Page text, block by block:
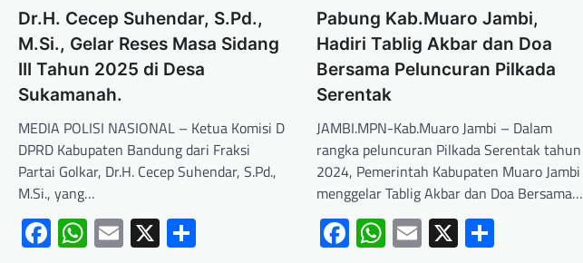
Dr.H. Cecep Suhendar, S.Pd.,
M.Si., Gelar Reses Masa Sidang
III Tahun 2025 di Desa
Sukamanah.
MEDIA POLISI NASIONAL – Ketua Komisi D
DPRD Kabupaten Bandung dari Fraksi
Partai Golkar, Dr.H. Cecep Suhendar, S.Pd.,
M.Si., yang…
Facebook
WhatsApp
Email
X
Pabung Kab.Muaro Jambi,
Hadiri Tablig Akbar dan Doa
Bersama Peluncuran Pilkada
Serentak
JAMBI.MPN-Kab.Muaro Jambi – Dalam
rangka peluncuran Pilkada Serentak tahun
2024, Pemerintah Kabupaten Muaro Jambi
menggelar Tablig Akbar dan Doa Bersama…
Facebook
WhatsApp
Email
X